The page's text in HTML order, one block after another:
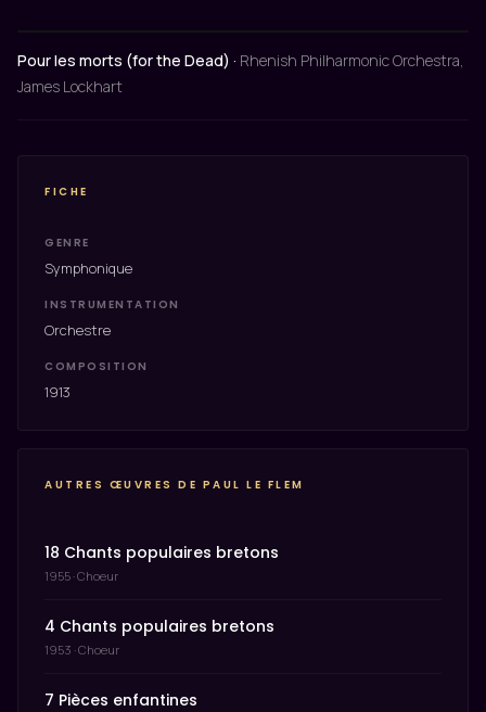
Pour les morts (for the Dead) · Rhenish Philharmonic Orchestra,
James Lockhart
FICHE
GENRE
Symphonique
INSTRUMENTATION
Orchestre
COMPOSITION
1913
AUTRES ŒUVRES DE PAUL LE FLEM
18 Chants populaires bretons
1955 · Choeur
4 Chants populaires bretons
1953 · Choeur
7 Pièces enfantines